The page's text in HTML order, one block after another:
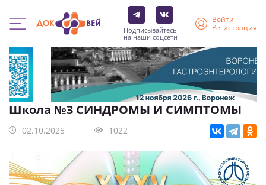
Перейти
основному
содержанию
Подписывайтесь
на наши соцсети
Войти
Регистрация
Школа №3 CИНДРОМЫ И СИМПТОМЫ
02.10.2025 1022